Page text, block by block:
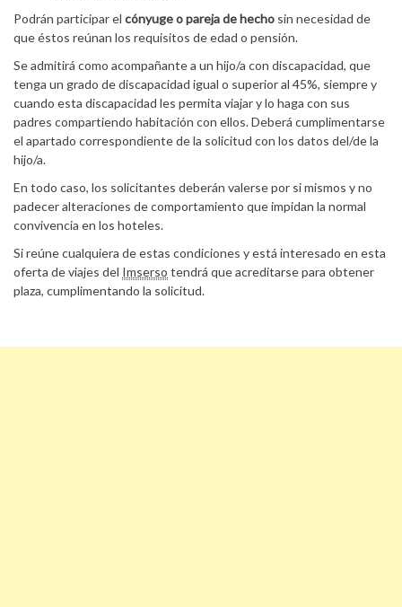
Podrán participar el cónyuge o pareja de hecho sin necesidad de
que éstos reúnan los requisitos de edad o pensión.
Se admitirá como acompañante a un hijo/a con discapacidad, que
tenga un grado de discapacidad igual o superior al 45%, siempre y
cuando esta discapacidad les permita viajar y lo haga con sus
padres compartiendo habitación con ellos. Deberá cumplimentarse
el apartado correspondiente de la solicitud con los datos del/de la
hijo/a.
En todo caso, los solicitantes deberán valerse por si mismos y no
padecer alteraciones de comportamiento que impidan la normal
convivencia en los hoteles.
Si reúne cualquiera de estas condiciones y está interesado en esta
oferta de viajes del Imserso tendrá que acreditarse para obtener
plaza, cumplimentando la solicitud.